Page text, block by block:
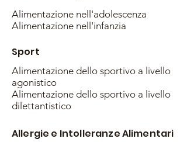
Alimentazione nell'adolescenza
Alimentazione nell'infanzia
Sport
Alimentazione dello sportivo a livello
agonistico
Alimentazione dello sportivo a livello
dilettantistico
Allergie e Intolleranze Alimentari